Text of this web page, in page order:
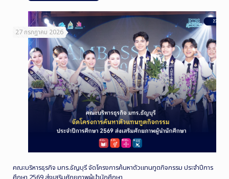
27 กรกฎาคม 2026
คณะบริหารธุรกิจ มทร.ธัญบุรี จัดโครงการค้นหาตัวแทนทูตกิจกรรม ประจำปีการ